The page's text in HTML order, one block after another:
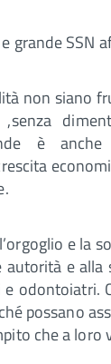
grande SSN
non siano
,senza
è anche
e la
autorità e
e odontoiatri.
possano
che a loro